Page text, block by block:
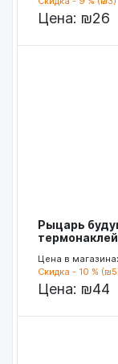
Цена: ₪26
Рыцарь
Цена в
Скидка - 10 %
Цена: ₪44